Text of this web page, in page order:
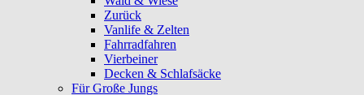
Zurück
Vanlife & Zelten
Fahrradfahren
Vierbeiner
Decken & Schlafsäcke
Für Große Jungs